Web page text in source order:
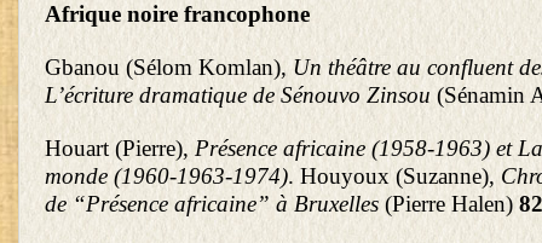
Afrique noire francophone
Gbanou (Sélom Komlan), Un théâtre au confluent
L’écriture dramatique de Sénouvo Zinsou (Sénamin
Houart (Pierre), Présence africaine (1958-1963) et
monde (1960-1963-1974). Houyoux (Suzanne),
de “Présence africaine” à Bruxelles (Pierre Halen) 82